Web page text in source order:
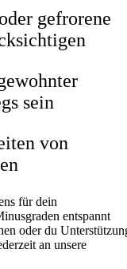
gefrorene
sein
von
für dein
entspannt
oder du
an unsere